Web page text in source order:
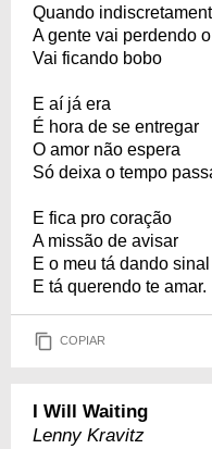
Quando
A gente vai perdendo
Vai ficando bobo
E aí já era
É hora de se entregar
O amor não espera
Só deixa o tempo
E fica pro coração
A missão de avisar
E o meu tá dando sinal
E tá querendo te amar.
COPIAR
I Will Waiting
Lenny Kravitz